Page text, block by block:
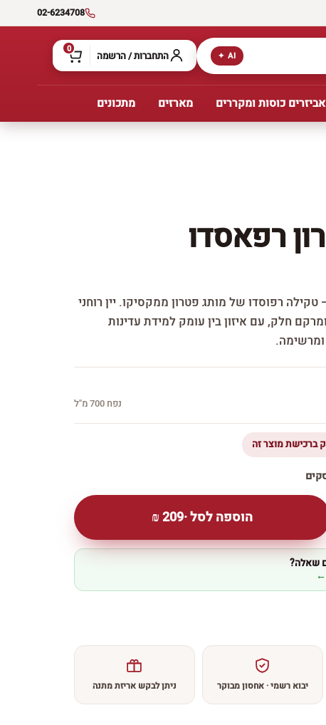
02-6234708
AI ✦ התחברות / הרשמה 0
אביזרים כוסות ומקררים מארזים מתכונים
רפאסדו
רפוסדו של מותג פטרון ממקסיקו. יין רוחני
חלק, עם איזון בין עומק למידת עדינות
נפח 700 מ''ל
הוספה לסל ·209
₪
שאלה?
←
יבוא רשמי · אחסון מבוקר ניתן לבקש אריזת מתנה